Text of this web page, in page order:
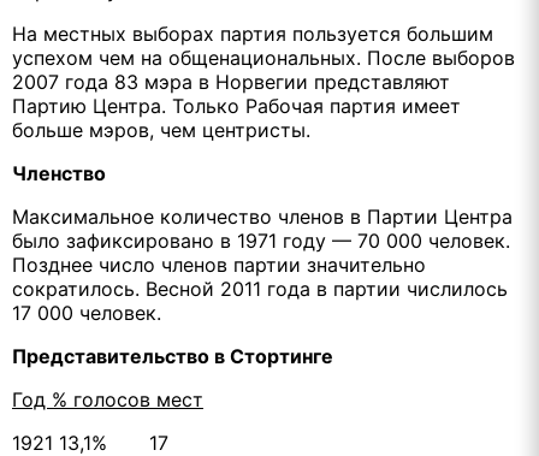
На местных выборах партия пользуется большим
успехом чем на общенациональных. После выборов
2007 года 83 мэра в Норвегии представляют
Партию Центра. Только Рабочая партия имеет
больше мэров, чем центристы.
Членство
Максимальное количество членов в Партии Центра
было зафиксировано в 1971 году — 70 000 человек.
Позднее число членов партии значительно
сократилось. Весной 2011 года в партии числилось
17 000 человек.
Представительство в Стортинге
Год % голосов мест
1921 13,1% 17